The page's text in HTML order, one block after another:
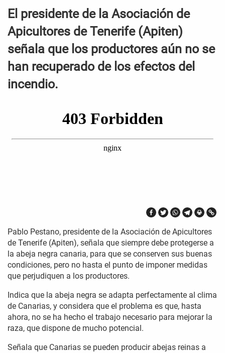
El presidente de la Asociación de
Apicultores de Tenerife (Apiten)
señala que los productores aún no se
han recuperado de los efectos del
incendio.
Pablo Pestano, presidente de la Asociación de Apicultores
de Tenerife (Apiten), señala que siempre debe protegerse a
la abeja negra canaria, para que se conserven sus buenas
condiciones, pero no hasta el punto de imponer medidas
que perjudiquen a los productores.
Indica que la abeja negra se adapta perfectamente al clima
de Canarias, y considera que el problema es que, hasta
ahora, no se ha hecho el trabajo necesario para mejorar la
raza, que dispone de mucho potencial.
Señala que Canarias se pueden producir abejas reinas a